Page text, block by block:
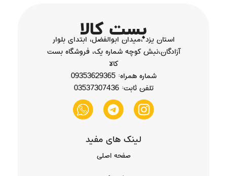
استان یزد ،میدان ابوالفضل، ابتدای بلوار
آزادگان،نبش کوچه شماره یک، فروشگاه بست
کالا
شماره همراه: 09353629365
تلفن ثابت: 03537307436
لینک های مفید
صفحه اصلی